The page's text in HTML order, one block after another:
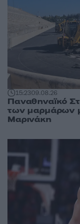
15:2309.08.26
Παναθηναϊκό
των μαρμάρων
Μαρινάκη